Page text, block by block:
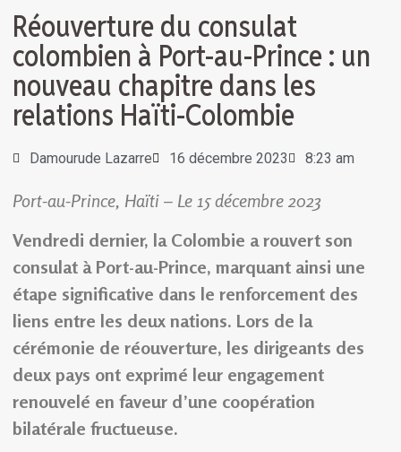
Réouverture du consulat
colombien à Port-au-Prince : un
nouveau chapitre dans les
relations Haïti-Colombie
Damourude Lazarre 16 décembre 2023 8:23 am
Port-au-Prince, Haïti – Le 15 décembre 2023
Vendredi dernier, la Colombie a rouvert son
consulat à Port-au-Prince, marquant ainsi une
étape significative dans le renforcement des
liens entre les deux nations. Lors de la
cérémonie de réouverture, les dirigeants des
deux pays ont exprimé leur engagement
renouvelé en faveur d’une coopération
bilatérale fructueuse.